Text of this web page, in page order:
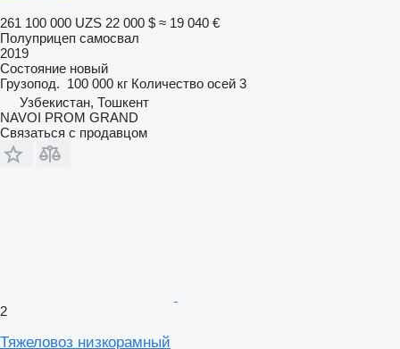
261 100 000 UZS 22 000 $ ≈ 19 040 €
Полуприцеп самосвал
2019
Состояние новый
Грузопод. 100 000 кг Количество осей 3
Узбекистан, Тошкент
NAVOI PROM GRAND
Связаться с продавцом
2
Тяжеловоз низкорамный